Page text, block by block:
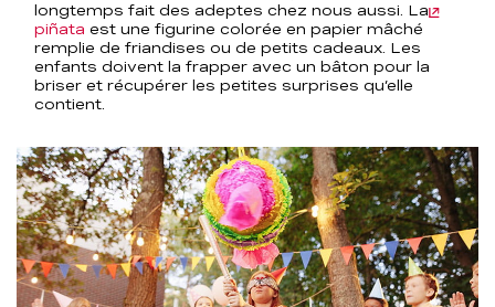
longtemps fait des adeptes chez nous aussi. La
piñata est une figurine colorée en papier mâché
remplie de friandises ou de petits cadeaux. Les
enfants doivent la frapper avec un bâton pour la
briser et récupérer les petites surprises qu’elle
contient.